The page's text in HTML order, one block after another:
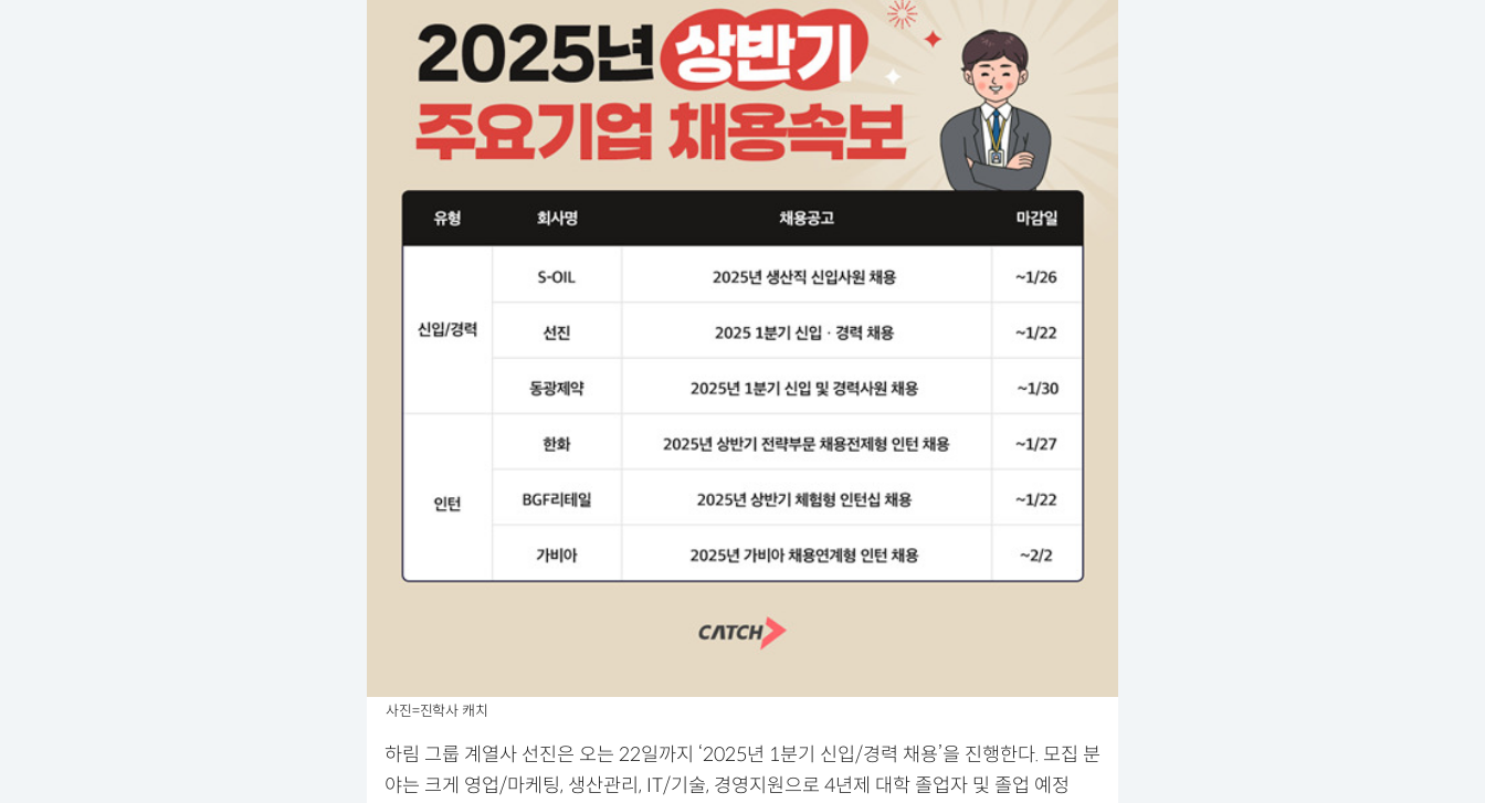
사진=진학사 캐치
하림 그룹 계열사 선진은 오는 22일까지 ‘2025년 1분기 신입/경력 채용’을 진행한다. 모집 분
야는 크게 영업/마케팅, 생산관리, IT/기술, 경영지원으로 4년제 대학 졸업자 및 졸업 예정